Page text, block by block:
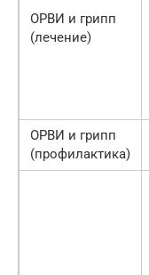
ОРВИ и грипп
(лечение)
ОРВИ и грипп
(профилактика)